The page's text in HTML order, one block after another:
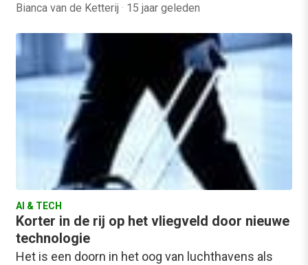
Bianca van de Ketterij · 15 jaar geleden
AI & TECH
Korter in de rij op het vliegveld door nieuwe
technologie
Het is een doorn in het oog van luchthavens als